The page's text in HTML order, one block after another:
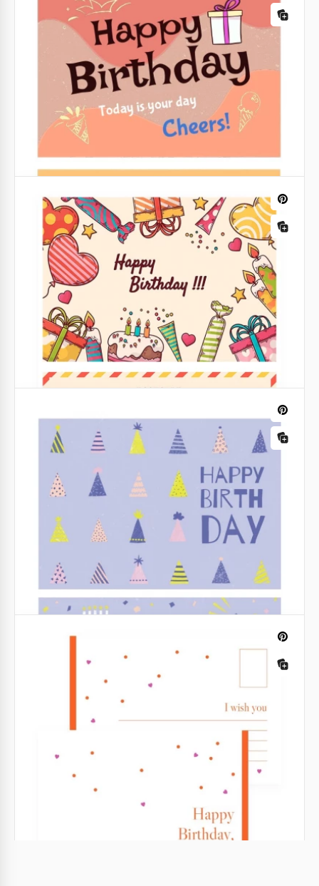
pour votre enfant ? Alors notre modèle de carte
postale mignonne pour joyeux anniversaire est ce
que vous recherchiez.
Google Slides
Carte postale d'anniversaire rose
tendre
Souhaitez un "Joyeux anniversaire ! " à votre ami(e)
d'une manière spéciale ! Notre carte postale est le
moyen idéal pour le faire.
Google Docs
Carte postale de Joyeux Anniversaire
Voulez-vous souhaiter un joyeux anniversaire à un
être cher et choisir une carte postale exclusive à
cette fin ?
Google Slides
Carte postale festive d'anniversaire
Félicitez votre être cher de manière inhabituelle en
utilisant notre modèle de carte de vœux